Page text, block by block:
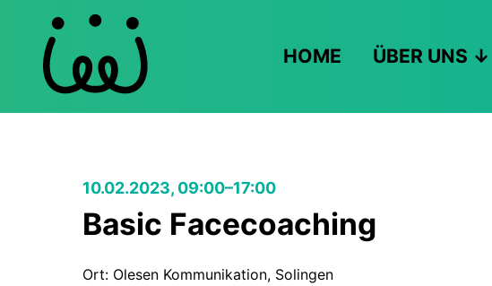
HOME ÜBER UNS
10.02.2023, 09:00–17:00
Basic Facecoaching
Ort: Olesen Kommunikation, Solingen